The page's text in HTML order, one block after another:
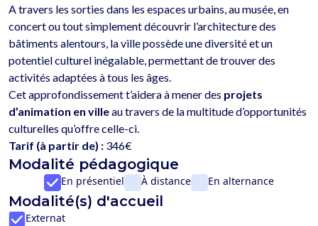
A travers les sorties dans les espaces urbains, au musée, en
concert ou tout simplement découvrir l’architecture des
bâtiments alentours, la ville possède une diversité et un
potentiel culturel inégalable, permettant de trouver des
activités adaptées à tous les âges.
Cet approfondissement t’aidera à mener des projets
d’animation en ville au travers de la multitude d’opportunités
Tarif (à partir de) : 346€
Modalité pédagogique
En présentiel À distance En alternance
Modalité(s) d'accueil
Externat